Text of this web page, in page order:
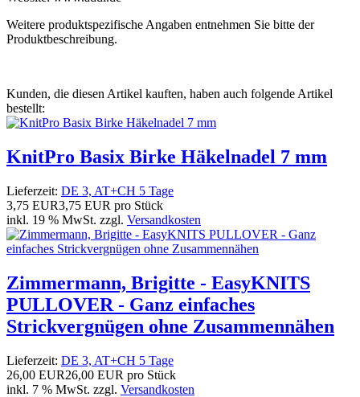
Weitere produktspezifische Angaben entnehmen Sie bitte der
Produktbeschreibung.
Kunden, die diesen Artikel kauften, haben auch folgende Artikel
bestellt:
KnitPro Basix Birke Häkelnadel 7 mm
Lieferzeit: DE 3, AT+CH 5 Tage
3,75 EUR3,75 EUR pro Stück
inkl. 19 % MwSt. zzgl. Versandkosten
Zimmermann, Brigitte - EasyKNITS
PULLOVER - Ganz einfaches
Strickvergnügen ohne Zusammennähen
Lieferzeit: DE 3, AT+CH 5 Tage
26,00 EUR26,00 EUR pro Stück
inkl. 7 % MwSt. zzgl. Versandkosten